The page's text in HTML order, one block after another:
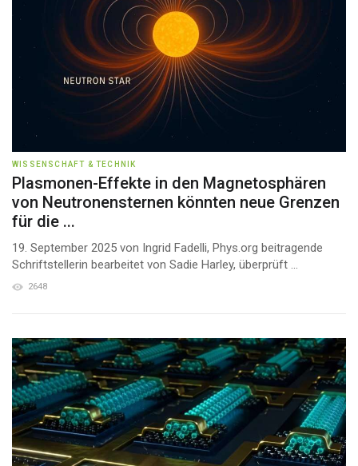
WISSENSCHAFT & TECHNIK
Plasmonen-Effekte in den Magnetosphären
von Neutronensternen könnten neue Grenzen
für die ...
19. September 2025 von Ingrid Fadelli, Phys.org beitragende
Schriftstellerin bearbeitet von Sadie Harley, überprüft ...
2648